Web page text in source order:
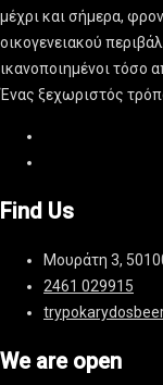
μέχρι και σήμερα,
οικογενειακού
ικανοποιημένοι τόσο
Ένας ξεχωριστός
Find Us
Μουράτη 3,
2461 029915
We are open